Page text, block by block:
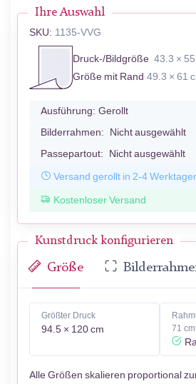
Ihre Auswahl
SKU: 1135-VVG
Druck-/Bildgröße 43.3 ×
Größe mit Rand 49.3 × 61
Ausführung: Gerollt
Bilderrahmen: Nicht ausgewählt
Passepartout: Nicht ausgewählt
Versand gerollt in 2-4
Kostenloser Versand
Kunstdruck konfigurieren
Größe
Größter Druck
94.5 × 120 cm
71 cm
Alle Größen skalieren proportional